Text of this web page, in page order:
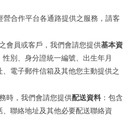
營合作平台各通路提供之服務，請客
會員或客戶，我們會請您提供基本資
別、身分證統一編號、出生年月
、電子郵件信箱及其他您主動提供之
時，我們會請您提供配送資料 ：包含
聯絡地址及其他必要配送聯絡資